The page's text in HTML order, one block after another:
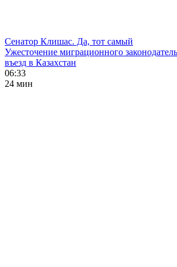
Сенатор Клишас. Да, тот самый
Ужесточение миграционного
въезд в Казахстан
06:33
24 мин